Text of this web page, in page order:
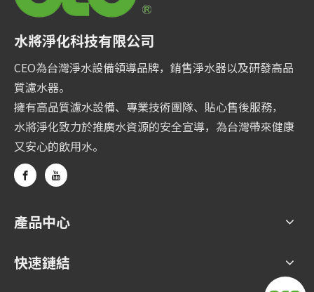
水將淨化科技有限公司
CEO為台灣淨水設備領導品牌，銷售淨水器以及研發高品
質濾水器。
擁有高品質濾水設備、專業技術團隊、貼心售後服務，
水將淨化致力於推廣水資源的安全宣導，為台灣帶來健康
又安心的飲用水。
產品中心
快速鏈結